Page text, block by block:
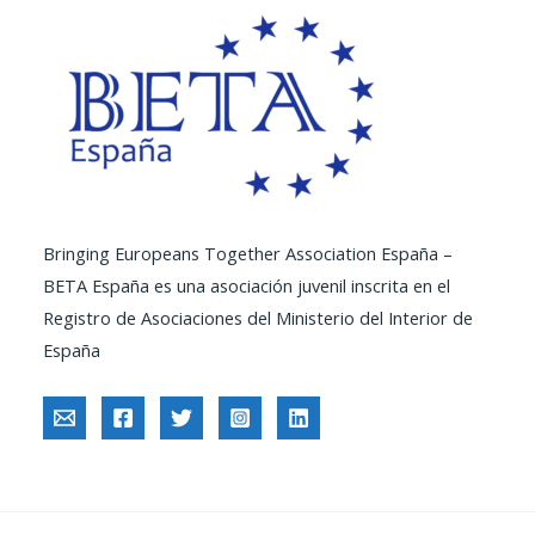
Bringing Europeans Together Association España –
BETA España es una asociación juvenil inscrita en el
Registro de Asociaciones del Ministerio del Interior de
España